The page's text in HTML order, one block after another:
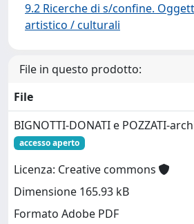
9.2 Ricerche di s/confine.
artistico / culturali
File in questo prodotto:
File
BIGNOTTI-DONATI e POZZATI-
accesso aperto
Licenza: Creative commons
Dimensione 165.93 kB
Formato Adobe PDF